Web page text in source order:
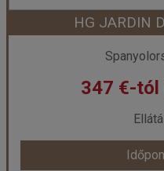
Időpont:
már 341
HG JARDIN
347 €-tól